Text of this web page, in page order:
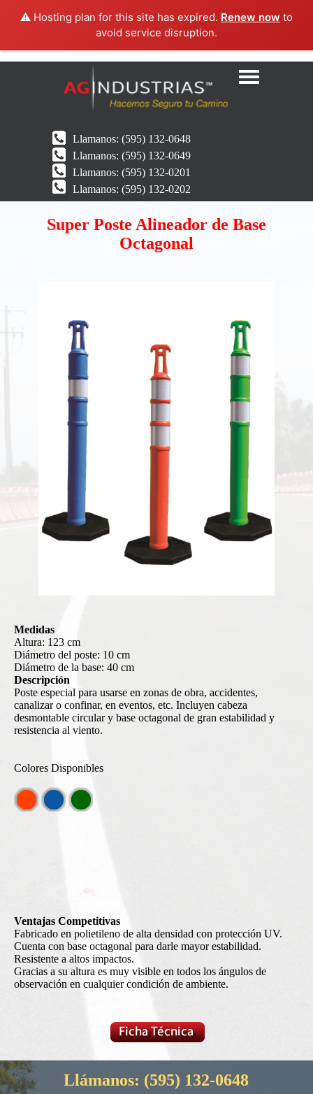
⚠️ Hosting plan for this site has expired. Renew now to
avoid service disruption.
Llamanos: (595) 132-0648
Llamanos: (595) 132-0649
Llamanos: (595) 132-0201
Llamanos: (595) 132-0202
Super Poste Alineador de Base
Octagonal
Medidas
Altura: 123 cm
Diámetro del poste: 10 cm
Diámetro de la base: 40 cm
Descripción
Poste especial para usarse en zonas de obra, accidentes,
canalizar o confinar, en eventos, etc. Incluyen cabeza
desmontable circular y base octagonal de gran estabilidad y
resistencia al viento.
Colores Disponibles
Ventajas Competitivas
Fabricado en polietileno de alta densidad con protección UV.
Cuenta con base octagonal para darle mayor estabilidad.
Resistente a altos impactos.
Gracias a su altura es muy visible en todos los ángulos de
observación en cualquier condición de ambiente.
Llámanos: (595) 132-0648